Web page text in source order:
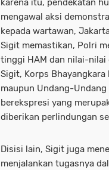
karena itu, pendekatan
mengawal aksi
kepada wartawan,
Sigit memastikan, Polri
tinggi HAM dan nilai-nilai
Sigit, Korps Bhayangkara
maupun Undang-
berekspresi yang
diberikan perlindungan
Disisi lain, Sigit juga
menjalankan tugasnya